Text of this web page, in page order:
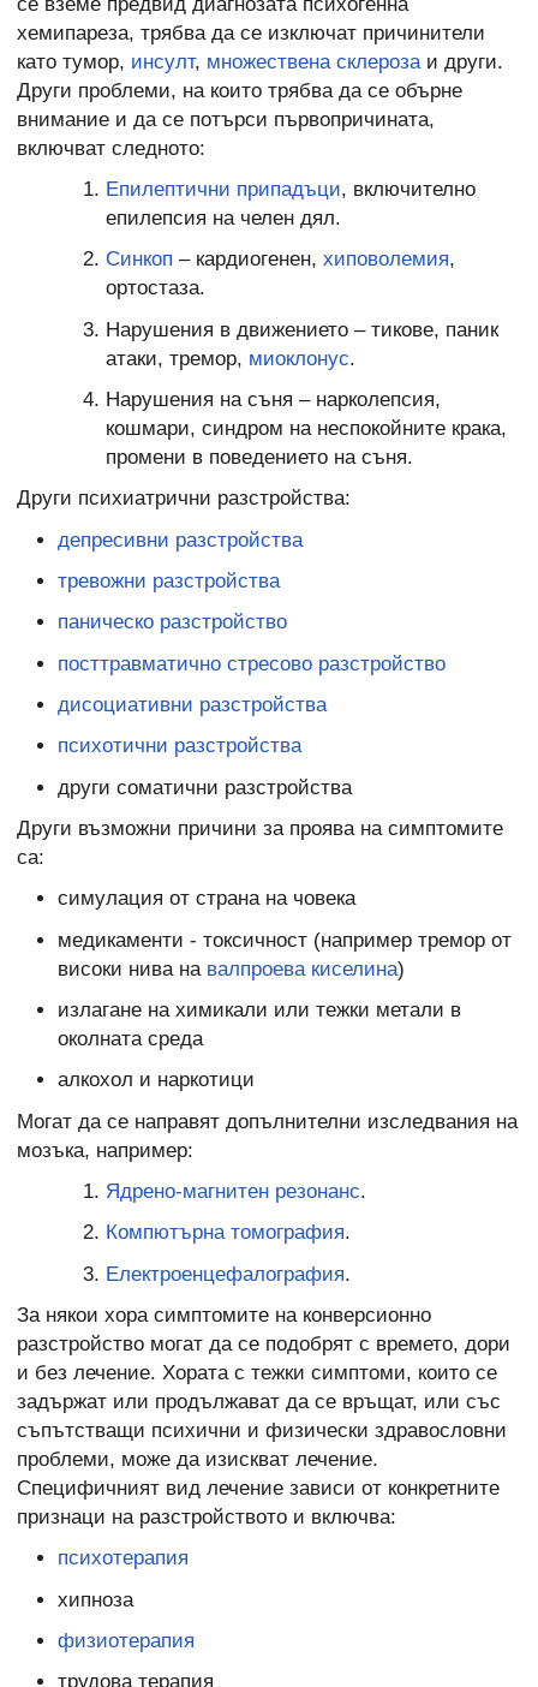
хемипареза, трябва да се изключат причинители
като тумор, инсулт, множествена склероза и други.
Други проблеми, на които трябва да се обърне
внимание и да се потърси първопричината,
включват следното:
Епилептични припадъци, включително
епилепсия на челен дял.
Синкоп – кардиогенен, хиповолемия,
ортостаза.
Нарушения в движението – тикове, паник
атаки, тремор, миоклонус.
Нарушения на съня – нарколепсия,
кошмари, синдром на неспокойните крака,
промени в поведението на съня.
Други психиатрични разстройства:
депресивни разстройства
тревожни разстройства
паническо разстройство
посттравматично стресово разстройство
дисоциативни разстройства
психотични разстройства
други соматични разстройства
Други възможни причини за проява на симптомите
са:
симулация от страна на човека
медикаменти - токсичност (например тремор от
високи нива на валпроева киселина)
излагане на химикали или тежки метали в
околната среда
алкохол и наркотици
Могат да се направят допълнителни изследвания на
мозъка, например:
Ядрено-магнитен резонанс.
Компютърна томография.
Електроенцефалография.
За някои хора симптомите на конверсионно
разстройство могат да се подобрят с времето, дори
и без лечение. Хората с тежки симптоми, които се
задържат или продължават да се връщат, или със
съпътстващи психични и физически здравословни
проблеми, може да изискват лечение.
Специфичният вид лечение зависи от конкретните
признаци на разстройството и включва:
психотерапия
хипноза
физиотерапия
трудова терапия